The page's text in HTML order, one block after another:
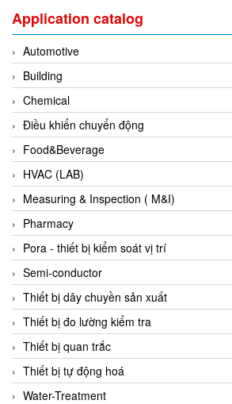
Dold Vietnam
Dongdo Tech
Donghwa Valve
Dongkun
Dosing Pump
DR. NEUMANN Peltier-Technik
Driesen Kern
Dropsa Vietnam
Druck
DSTI
DUCATI
Duclean
Dukin Besko
Dunkermotoren
Durag
Dwyer
Application catalog
Automotive
Building
Chemical
Điều khiển chuyển động
Food&Beverage
HVAC (LAB)
Measuring & Inspection ( M&I)
Pharmacy
Pora - thiết bị kiểm soát vị trí
Semi-conductor
Thiết bị dây chuyền sản xuất
Thiết bị đo lường kiểm tra
Thiết bị quan trắc
Thiết bị tự động hoá
Water-Treatment